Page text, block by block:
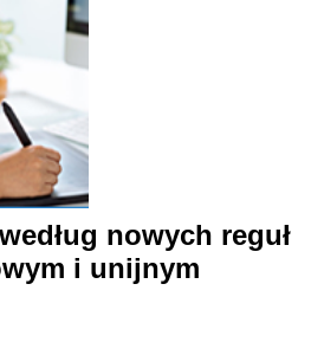
nowych reguł
i unijnym